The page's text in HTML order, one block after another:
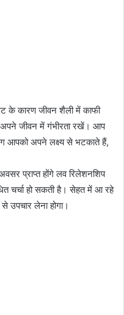
के कारण जीवन शैली में काफी
अपने जीवन में गंभीरता रखें। आप
आपको अपने लक्ष्य से भटकाते हैं,
प्राप्त होंगे लव रिलेशनशिप
चर्चा हो सकती है। सेहत में आ रहे
लेना होगा।